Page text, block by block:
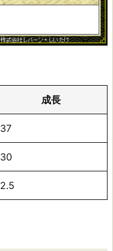
成長
37
30
2.5